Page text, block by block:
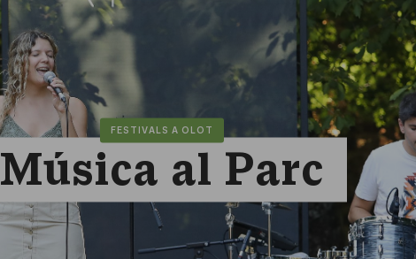
FESTIVALS A OLOT
Música al Parc